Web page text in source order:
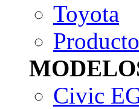
Toyota
Civic